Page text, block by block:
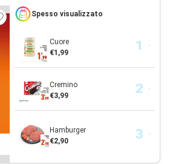
Spesso visualizzato
Cuore
€1,99
Cremino
€3,99
Hamburger
€2,90